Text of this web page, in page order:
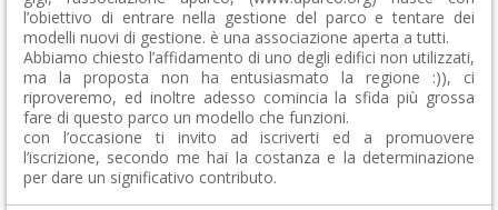
l’obiettivo di entrare nella gestione del parco e tentare dei
modelli nuovi di gestione. è una associazione aperta a tutti.
Abbiamo chiesto l’affidamento di uno degli edifici non utilizzati,
ma la proposta non ha entusiasmato la regione :)), ci
riproveremo, ed inoltre adesso comincia la sfida più grossa
fare di questo parco un modello che funzioni.
con l’occasione ti invito ad iscriverti ed a promuovere
l’iscrizione, secondo me hai la costanza e la determinazione
per dare un significativo contributo.